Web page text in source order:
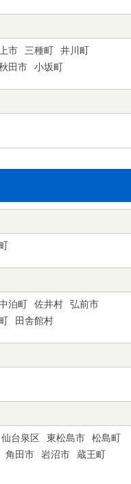
市 三種町
井川町
田市 小坂町
泊町 佐井村
弘前市
田舎館村
仙台泉区 東松島市
松島町
角田市 岩沼市
蔵王町